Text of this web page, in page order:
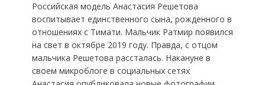
Российская модель Анастасия Решетова
воспитывает единственного сына, рожденного в
отношениях с Тимати. Мальчик Ратмир появился
на свет в октябре 2019 году. Правда, с отцом
мальчика Решетова рассталась. Накануне в
своем микроблоге в социальных сетях